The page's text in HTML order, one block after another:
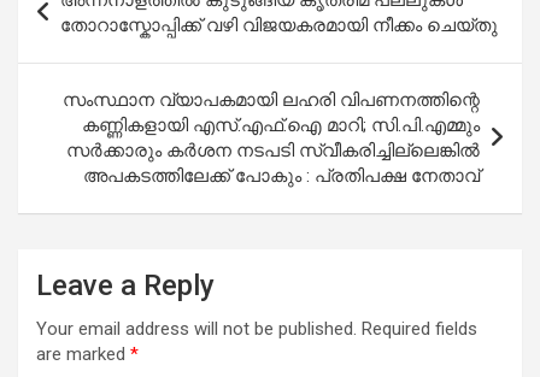
navigation
തോറാസ്കോപ്പിക്ക് വഴി വിജയകരമായി നീക്കം ചെയ്തു
സംസ്ഥാന വ്യാപകമായി ലഹരി വിപണനത്തിന്റെ
കണ്ണികളായി എസ്.എഫ്.ഐ മാറി; സി.പി.എമ്മും
സര്‍ക്കാരും കര്‍ശന നടപടി സ്വീകരിച്ചില്ലെങ്കില്‍
അപകടത്തിലേക്ക് പോകും : പ്രതിപക്ഷ നേതാവ്
Leave a Reply
Your email address will not be published. Required fields
are marked *